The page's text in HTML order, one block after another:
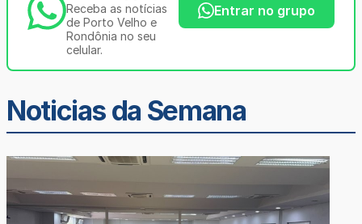
Receba as notícias
de Porto Velho e
Rondônia no seu
celular.
Entrar no grupo
Noticias da Semana